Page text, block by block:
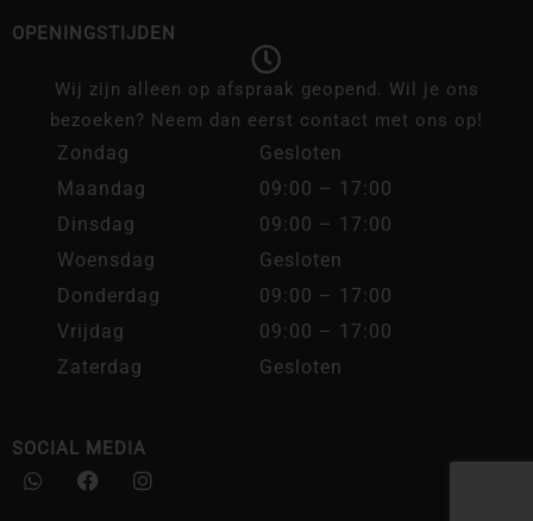
OPENINGSTIJDEN
Wij zijn alleen op afspraak geopend. Wil je ons
bezoeken? Neem dan eerst contact met ons op!
Zondag
Gesloten
Maandag
09:00 – 17:00
Dinsdag
09:00 – 17:00
Woensdag
Gesloten
Donderdag
09:00 – 17:00
Vrijdag
09:00 – 17:00
Zaterdag
Gesloten
SOCIAL MEDIA
W
h
F
a
I
n